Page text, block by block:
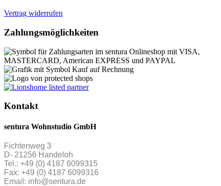
Vertrag widerrufen
Zahlungsmöglichkeiten
Kontakt
sentura Wohnstudio GmbH
Fichtenweg 3
D- 21256 Handeloh
Tel.: +49 (0) 4187 6099315
Fax: +49 (0) 4187 6099316
Email: info@sentura.de